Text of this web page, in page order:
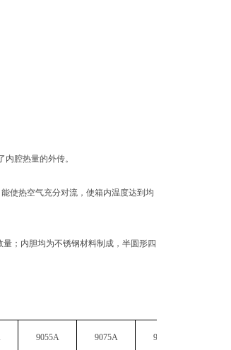
腔热量的外传。
使热空气充分对流，使箱内温度达到均
；内胆均为不锈钢材料制成，半圆形四
9055A 9075A 9145A